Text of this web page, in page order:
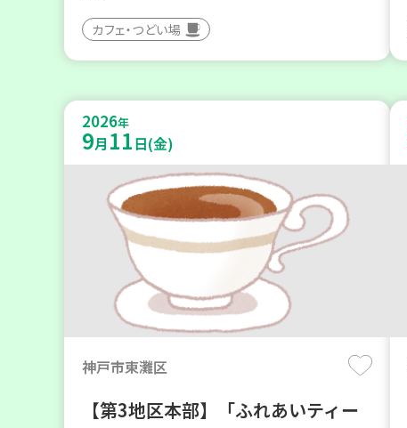
カフェ・つどい場
2026年
9月 11日(金)
神戸市東灘区
【第3地区本部】「ふれあいティー